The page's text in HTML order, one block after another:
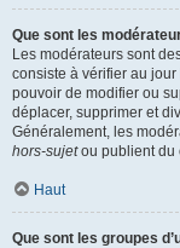
Que sont les
Les modérateurs sont
consiste à vérifier au
pouvoir de modifier ou
déplacer, supprimer et
Généralement, les
hors-sujetou publient du
Haut
Que sont les groupes